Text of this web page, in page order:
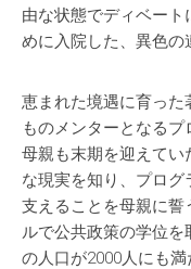
由な状態でディベー
めに入院した、異色の
恵まれた境遇に育っ
ものメンターとなる
母親も末期を迎えて
な現実を知り、プロ
支えることを母親に誓
ルで公共政策の学位
の人口が2000人にも満